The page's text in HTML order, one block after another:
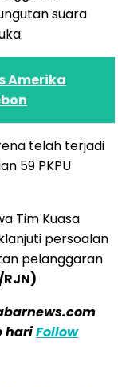
suara
Amerika
telah terjadi
59 PKPU
Tim Kuasa
persoalan
pelanggaran
hariFollow